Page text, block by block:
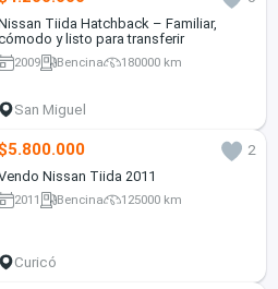
Tiida Hatchback – Familiar,
y listo para transferir
2009 Bencina 180000 km
San Miguel
$5.800.000
2
Nissan Tiida 2011
2011 Bencina 125000 km
Curicó